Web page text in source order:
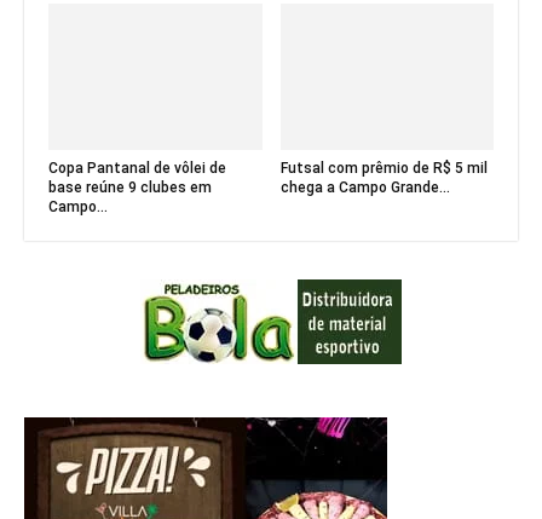
Copa Pantanal de vôlei de
base reúne 9 clubes em
Campo...
Futsal com prêmio de R$ 5 mil
chega a Campo Grande...